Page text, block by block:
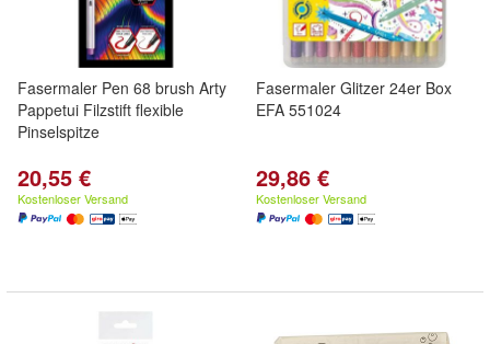
Fasermaler Pen 68 brush Arty
Pappetui Filzstift flexible
Pinselspitze
20,55 €
Kostenloser Versand
Fasermaler Glitzer 24er Box
EFA 551024
29,86 €
Kostenloser Versand